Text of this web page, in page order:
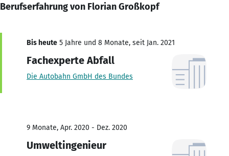
Berufserfahrung von Florian Großkopf
Bis heute 5 Jahre und 8 Monate, seit Jan. 2021
Fachexperte Abfall
Die Autobahn GmbH des Bundes
9 Monate, Apr. 2020 - Dez. 2020
Umweltingenieur